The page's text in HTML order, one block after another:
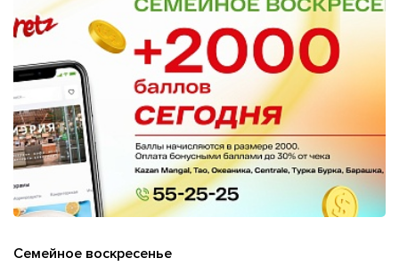
Семейное воскресенье